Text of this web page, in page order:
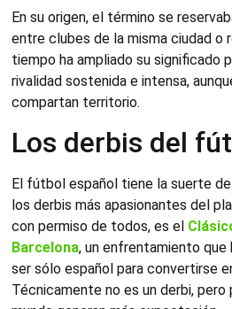
En su origen, el término se
entre clubes de la misma ciudad o
tiempo ha ampliado su significado
rivalidad sostenida e intensa,
compartan territorio.
Los derbis del
El fútbol español tiene la suerte
los derbis más apasionantes del
con permiso de todos, es el
Barcelona, un enfrentamiento
ser sólo español para convertirse
Técnicamente no es un derbi, pero